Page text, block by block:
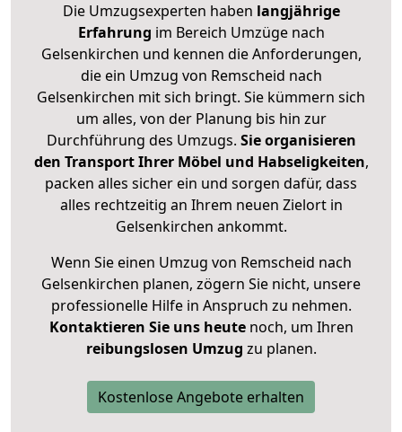
Die Umzugsexperten haben langjährige
Erfahrung im Bereich Umzüge nach
Gelsenkirchen und kennen die Anforderungen,
die ein Umzug von Remscheid nach
Gelsenkirchen mit sich bringt. Sie kümmern sich
um alles, von der Planung bis hin zur
Durchführung des Umzugs. Sie organisieren
den Transport Ihrer Möbel und Habseligkeiten,
packen alles sicher ein und sorgen dafür, dass
alles rechtzeitig an Ihrem neuen Zielort in
Gelsenkirchen ankommt.
Wenn Sie einen Umzug von Remscheid nach
Gelsenkirchen planen, zögern Sie nicht, unsere
professionelle Hilfe in Anspruch zu nehmen.
Kontaktieren Sie uns heutenoch, um Ihren
reibungslosen Umzug zu planen.
Kostenlose Angebote erhalten